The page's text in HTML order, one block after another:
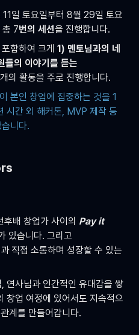
일 토요일부터 8월 29일 토요
총 7번의 세션을 진행합니다.
함하여 크게 1) 멘토님과의 네
의 이야기를 듣는
의 활동을 주로 진행합니다.
본인 창업에 집중하는 것을 1
시간 외 해커톤, MVP 제작 등
니다.
배 창업가 사이의 Pay it
있습니다. 그리고
직접 소통하며 성장할 수 있는
연사님과 인간적인 유대감을 쌓
창업 여정에 있어서도 지속적으
계를 만들어갑니다.